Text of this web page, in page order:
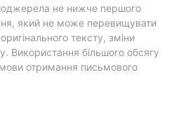
не нижче першого
який не може перевищувати
тексту, зміни
Використання більшого обсягу
отримання письмового